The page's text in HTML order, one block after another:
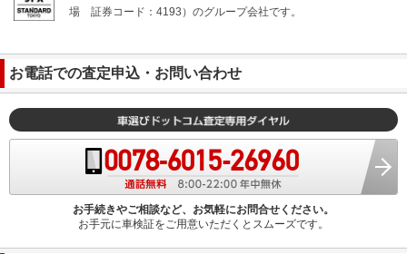
場
証券コード：4193）のグループ会社です。
お電話での査定申込・お問い合わせ
お手続きやご相談など、お気軽にお問合せください。
お手元に車検証をご用意いただくとスムーズです。